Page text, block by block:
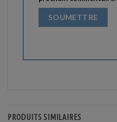
PRODUITS SIMILAIRES